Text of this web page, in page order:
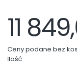
11
Ceny podane bez
Ilość